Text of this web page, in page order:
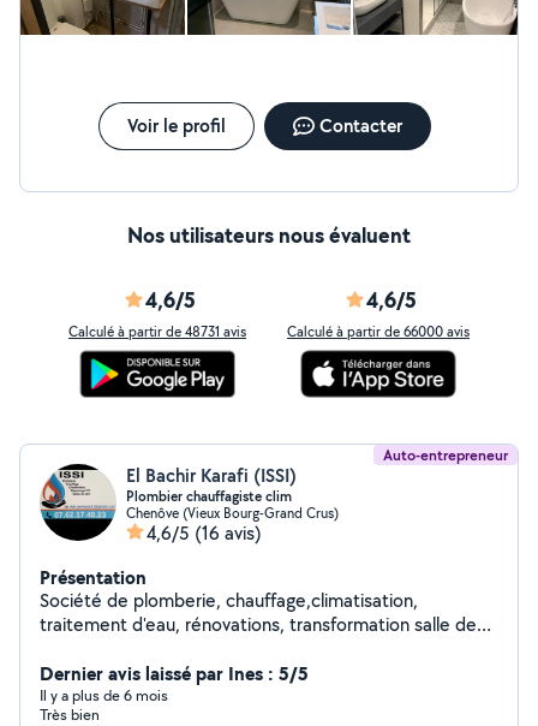
Voir le profil Contacter
Nos utilisateurs nous évaluent
4,6/5
Calculé à partir de 48731 avis
4,6/5
Calculé à partir de 66000 avis
Auto-entrepreneur
El Bachir Karafi (ISSI)
Plombier chauffagiste clim
Chenôve (Vieux Bourg-Grand Crus)
4,6/5 (16 avis)
Présentation
Société de plomberie, chauffage,climatisation,
traitement d'eau, rénovations, transformation salle de
Dernier avis laissé par Ines : 5/5
Il y a plus de 6 mois
Très bien